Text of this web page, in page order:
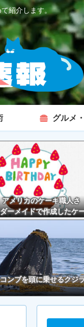
紹介します。
グルメ
アメリカのケーキ職人さ
ーメイドで作成したケ
ぽくて炎上してしまう
ンブを頭に乗せるクジ